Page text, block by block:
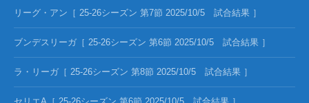
リーグ・アン［ 25-26シーズン 第7節 2025/10/5 試合結果 ］
ブンデスリーガ［ 25-26シーズン 第6節 2025/10/5 試合結果 ］
ラ・リーガ［ 25-26シーズン 第8節 2025/10/5 試合結果 ］